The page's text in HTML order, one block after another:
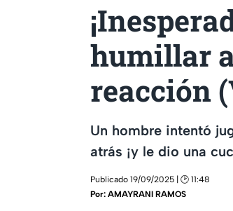
humillar
reacción
Un hombre intentó
atrás ¡y le dio una
Publicado 19/09/2025 | 🕑 11:48
Por: AMAYRANI RAMOS